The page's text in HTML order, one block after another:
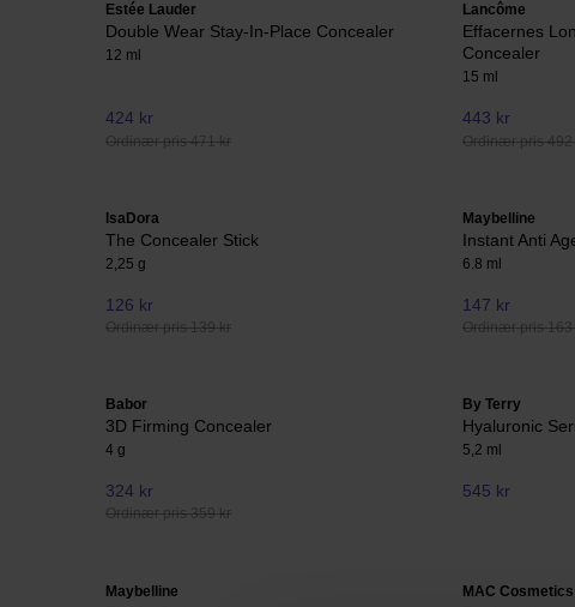
Estée Lauder
Double Wear Stay-In-Place Concealer
12 ml
424 kr
Ordinær pris 471 kr
Lancôme
Effacernes
Concealer
15 ml
443 kr
Ordinær pris 492
IsaDora
The Concealer Stick
2,25 g
126 kr
Ordinær pris 139 kr
Maybelline
Instant Anti
6.8 ml
147 kr
Ordinær pris 163
Babor
3D Firming Concealer
4 g
324 kr
Ordinær pris 359 kr
By Terry
Hyaluronic
5,2 ml
545 kr
Maybelline MAC Cosmetics